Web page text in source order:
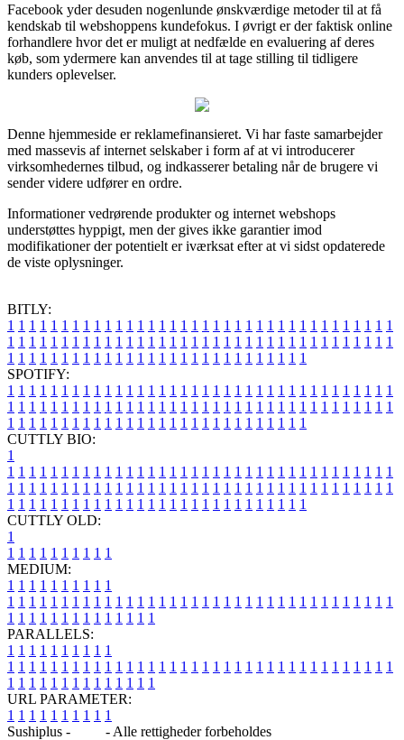
Facebook yder desuden nogenlunde ønskværdige metoder til at få
kendskab til webshoppens kundefokus. I øvrigt er der faktisk online
forhandlere hvor det er muligt at nedfælde en evaluering af deres
køb, som ydermere kan anvendes til at tage stilling til tidligere
kunders oplevelser.
Denne hjemmeside er reklamefinansieret. Vi har faste samarbejder
med massevis af internet selskaber i form af at vi introducerer
virksomhedernes tilbud, og indkasserer betaling når de brugere vi
sender videre udfører en ordre.
Informationer vedrørende produkter og internet webshops
understøttes hyppigt, men der gives ikke garantier imod
modifikationer der potentielt er iværksat efter at vi sidst opdaterede
de viste oplysninger.
BITLY:
1 1 1 1 1 1 1 1 1 1 1 1 1 1 1 1 1 1 1 1 1 1 1 1 1 1 1 1 1 1 1 1 1 1 1 1
1 1 1 1 1 1 1 1 1 1 1 1 1 1 1 1 1 1 1 1 1 1 1 1 1 1 1 1 1 1 1 1 1 1 1 1
1 1 1 1 1 1 1 1 1 1 1 1 1 1 1 1 1 1 1 1 1 1 1 1 1 1 1 1
SPOTIFY:
1 1 1 1 1 1 1 1 1 1 1 1 1 1 1 1 1 1 1 1 1 1 1 1 1 1 1 1 1 1 1 1 1 1 1 1
1 1 1 1 1 1 1 1 1 1 1 1 1 1 1 1 1 1 1 1 1 1 1 1 1 1 1 1 1 1 1 1 1 1 1 1
1 1 1 1 1 1 1 1 1 1 1 1 1 1 1 1 1 1 1 1 1 1 1 1 1 1 1 1
CUTTLY BIO:
1
1 1 1 1 1 1 1 1 1 1 1 1 1 1 1 1 1 1 1 1 1 1 1 1 1 1 1 1 1 1 1 1 1 1 1 1
1 1 1 1 1 1 1 1 1 1 1 1 1 1 1 1 1 1 1 1 1 1 1 1 1 1 1 1 1 1 1 1 1 1 1 1
1 1 1 1 1 1 1 1 1 1 1 1 1 1 1 1 1 1 1 1 1 1 1 1 1 1 1 1
CUTTLY OLD:
1
1 1 1 1 1 1 1 1 1 1
MEDIUM:
1 1 1 1 1 1 1 1 1 1
1 1 1 1 1 1 1 1 1 1 1 1 1 1 1 1 1 1 1 1 1 1 1 1 1 1 1 1 1 1 1 1 1 1 1 1
1 1 1 1 1 1 1 1 1 1 1 1 1 1
PARALLELS:
1 1 1 1 1 1 1 1 1 1
1 1 1 1 1 1 1 1 1 1 1 1 1 1 1 1 1 1 1 1 1 1 1 1 1 1 1 1 1 1 1 1 1 1 1 1
1 1 1 1 1 1 1 1 1 1 1 1 1 1
URL PARAMETER:
1 1 1 1 1 1 1 1 1 1
Sushiplus -
- Alle rettigheder forbeholdes